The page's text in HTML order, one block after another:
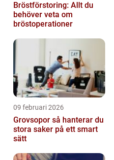
Bröstförstoring: Allt du
behöver veta om
bröstoperationer
09 februari 2026
Grovsopor så hanterar du
stora saker på ett smart
sätt